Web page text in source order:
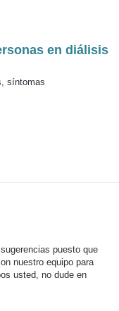
en diálisis
síntomas
puesto que
nuestro equipo para
usted, no dude en